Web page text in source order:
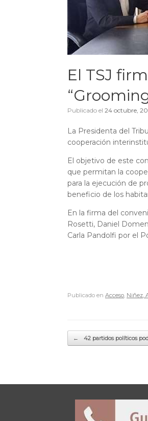
El TSJ
Publicado el 24 octubre,
La Presidenta del
cooperación
El objetivo de este
que permitan la
para la ejecución de
beneficio de los
En la firma del
Rosetti, Daniel
Carla Pandolfi por el
Publicado en Acceso Niñez,
Navegador de artículos
← 42 partidos políticos